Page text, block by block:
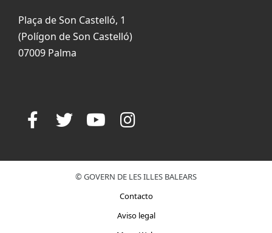
Plaça de Son Castelló, 1
(Polígon de Son Castelló)
07009 Palma
© GOVERN DE LES ILLES BALEARS
Contacto
Aviso legal